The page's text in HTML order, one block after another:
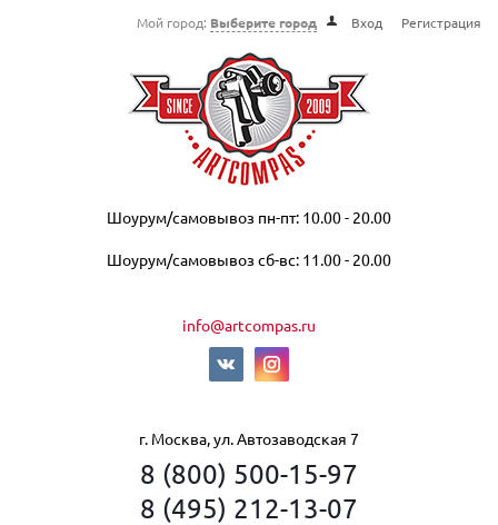
Мой город: Выберите город Вход Регистрация
Шоурум/самовывоз пн-пт: 10.00 - 20.00
Шоурум/самовывоз сб-вс: 11.00 - 20.00
info@artcompas.ru
г. Москва, ул. Автозаводская 7
8 (800) 500-15-97
8 (495) 212-13-07